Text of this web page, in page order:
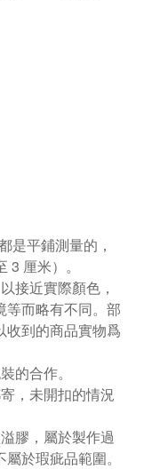
是平鋪測量的，
厘米）。
接近實際顏色，
等而略有不同。部
收到的商品實物爲
的合作。
，未開扣的情況
膠，屬於製作過
於瑕疵品範圍。